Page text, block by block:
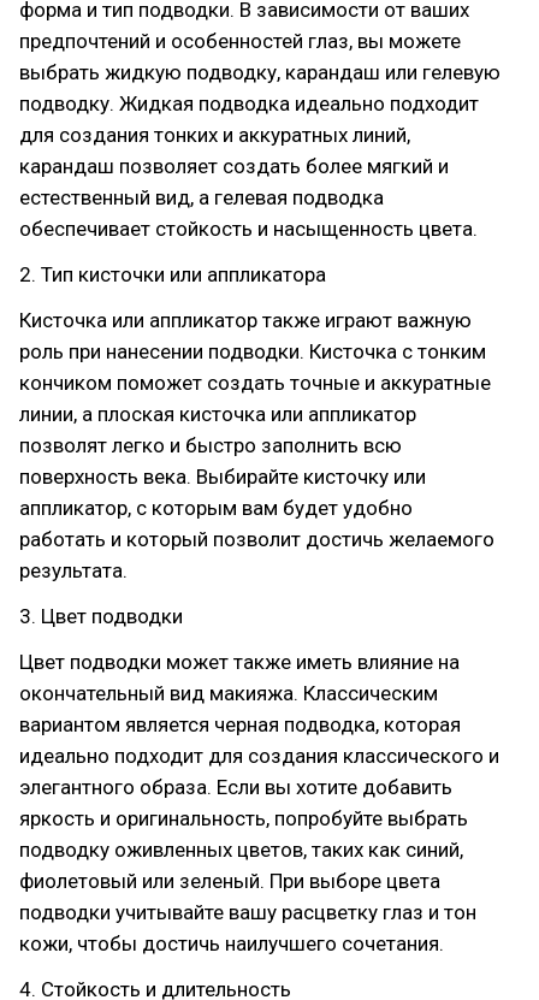
форма и тип подводки. В зависимости от ваших
предпочтений и особенностей глаз, вы можете
выбрать жидкую подводку, карандаш или гелевую
подводку. Жидкая подводка идеально подходит
для создания тонких и аккуратных линий,
карандаш позволяет создать более мягкий и
естественный вид, а гелевая подводка
обеспечивает стойкость и насыщенность цвета.
2. Тип кисточки или аппликатора
Кисточка или аппликатор также играют важную
роль при нанесении подводки. Кисточка с тонким
кончиком поможет создать точные и аккуратные
линии, а плоская кисточка или аппликатор
позволят легко и быстро заполнить всю
поверхность века. Выбирайте кисточку или
аппликатор, с которым вам будет удобно
работать и который позволит достичь желаемого
результата.
3. Цвет подводки
Цвет подводки может также иметь влияние на
окончательный вид макияжа. Классическим
вариантом является черная подводка, которая
идеально подходит для создания классического и
элегантного образа. Если вы хотите добавить
яркость и оригинальность, попробуйте выбрать
подводку оживленных цветов, таких как синий,
фиолетовый или зеленый. При выборе цвета
подводки учитывайте вашу расцветку глаз и тон
кожи, чтобы достичь наилучшего сочетания.
4. Стойкость и длительность